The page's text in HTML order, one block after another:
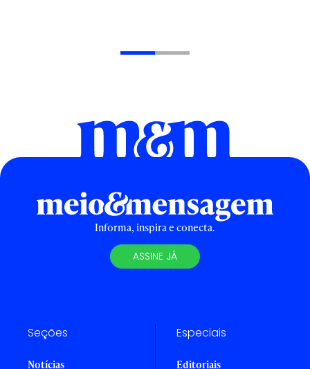
Informa, inspira e conecta.
ASSINE JÁ
Seções
Notícias
Especiais
Editoriais